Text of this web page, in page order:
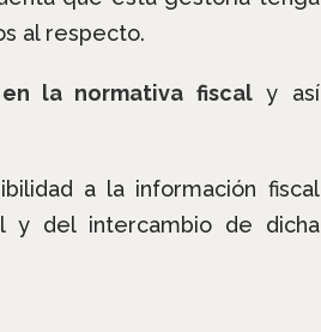
al respecto.
la normativa fiscaly así
a la información fiscal
y del intercambio de dicha